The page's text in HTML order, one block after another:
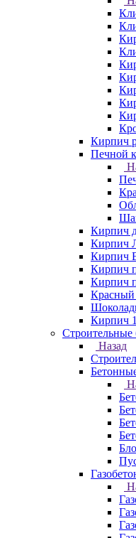
Кирпич
Печной
Кирпич
Кирпич
Кирпич
Кирпич
Кирпич
Кирпич
Строительные
Назад